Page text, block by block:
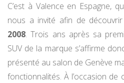
C’est à Valence en Espagne,
nous a invité afin de
2008. Trois ans après sa
SUV de la marque s’affirme
présenté au salon de Genève
fonctionnalités. À l’occasion de